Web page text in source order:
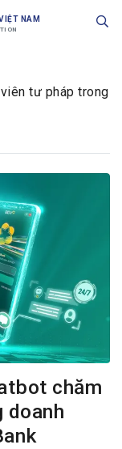
NAM
tư pháp trong
chăm
doanh